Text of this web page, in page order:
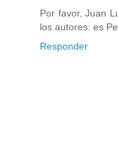
Por favor, Juan
los autores: es
Responder